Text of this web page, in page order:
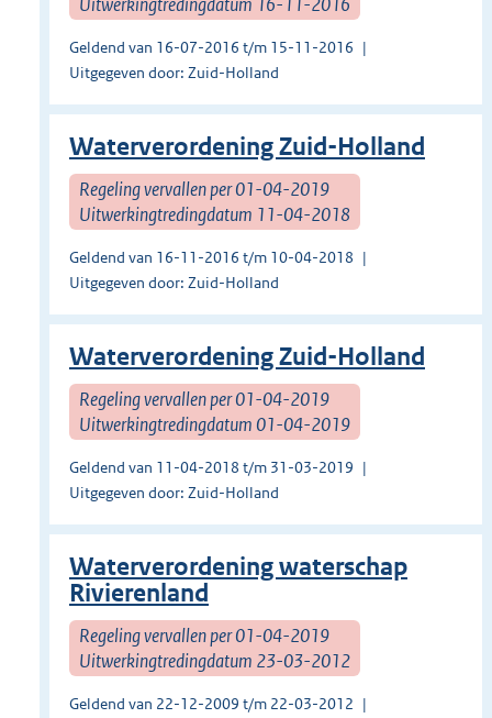
Geldend van 16-07-2016 t/m 15-11-2016
Uitgegeven door: Zuid-Holland
Waterverordening Zuid-Holland
Regeling vervallen per 01-04-2019
Uitwerkingtredingdatum 11-04-2018
Geldend van 16-11-2016 t/m 10-04-2018
Uitgegeven door: Zuid-Holland
Waterverordening Zuid-Holland
Regeling vervallen per 01-04-2019
Uitwerkingtredingdatum 01-04-2019
Geldend van 11-04-2018 t/m 31-03-2019
Uitgegeven door: Zuid-Holland
Waterverordening waterschap
Rivierenland
Regeling vervallen per 01-04-2019
Uitwerkingtredingdatum 23-03-2012
Geldend van 22-12-2009 t/m 22-03-2012